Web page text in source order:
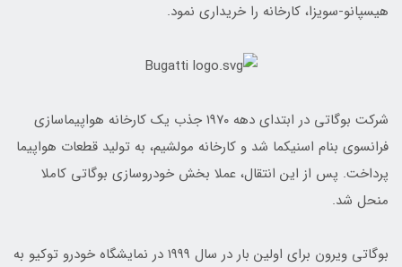
هیسپانو-سویزا، کارخانه را خریداری نمود.
شرکت بوگاتی در ابتدای دهه ۱۹۷۰ جذب یک کارخانه هواپیماسازی
فرانسوی بنام اسنیکما شد و کارخانه مولشیم، به تولید قطعات هواپیما
پرداخت. پس از این انتقال، عملا بخش خودروسازی بوگاتی کاملا
منحل شد.
بوگاتی ویرون برای اولین بار در سال ۱۹۹۹ در نمایشگاه خودرو توکیو به